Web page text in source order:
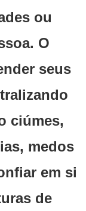
ou
O
seus
ciúmes,
medos
em si
de